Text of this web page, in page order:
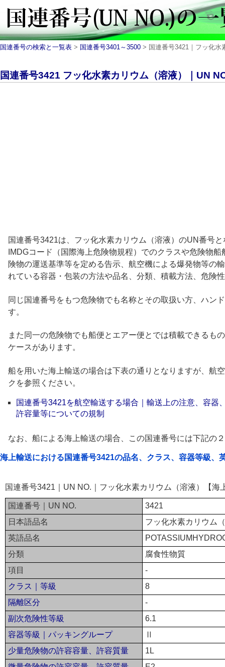
国連番号の検索と一覧表 > 国連番号3401～3500 > 国連番号3421｜フッ化水
国連番号3421 フッ化水素カリウム（溶液）｜UN
国連番号3421は、フッ化水素カリウム（溶液）のUN番号
IMDGコード（国際海上危険物規程）でのクラスや危険物
険物の運送基準等を定める告示、航空機による爆発物等の
れている容器・包装の方法や品名、分類、積載方法、危険
同じ国連番号をもつ危険物でも名称とその取扱い方、ハン
す。
また同一の危険物でも船便とエアー便とでは積載できるも
ケースがあります。
船を用いた海上輸送の場合は下表の通りとなりますが、航
クを参照ください。
国連番号3421を航空輸送する場合｜輸送上の注意、容器
許容量等についての規制
なお、船による海上輸送の場合、この国連番号には下記の
海上輸送における国連番号3421の品名、クラス、容器等級、
国連番号3421｜UN NO.｜フッ化水素カリウム（溶液）【海
国連番号｜UN NO.
3421
日本語品名
フッ化水素カリウム
英語品名
分類
腐食性物質
項目
-
クラス｜等級
8
隔離区分
-
副次危険性等級
6.1
容器等級｜パッキングループ
Ⅱ
少量危険物の許容容量、許容質量
1L